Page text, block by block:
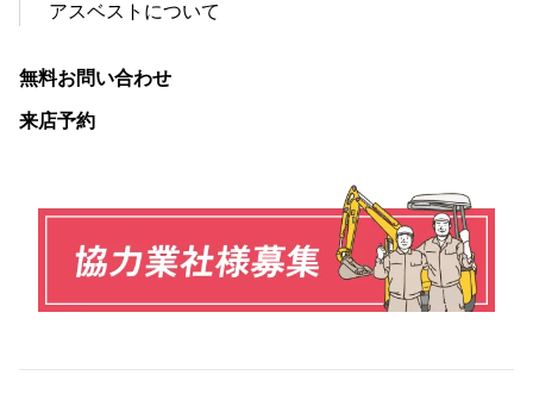
アスベストについて
無料お問い合わせ
来店予約